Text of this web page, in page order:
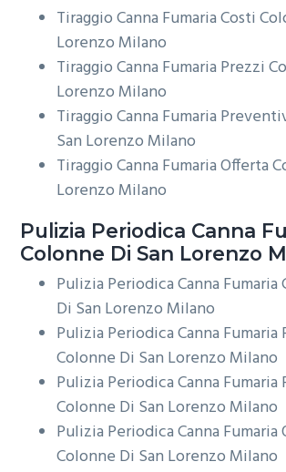
Tiraggio Canna Fumaria Costi
Lorenzo Milano
Tiraggio Canna Fumaria Prezzi
Lorenzo Milano
Tiraggio Canna Fumaria
San Lorenzo Milano
Tiraggio Canna Fumaria Offerta
Lorenzo Milano
Pulizia Periodica Canna
Colonne Di San Lorenzo
Pulizia Periodica Canna Fumaria
Di San Lorenzo Milano
Pulizia Periodica Canna Fumaria
Colonne Di San Lorenzo Milano
Pulizia Periodica Canna
Colonne Di San Lorenzo Milano
Pulizia Periodica Canna Fumaria
Colonne Di San Lorenzo Milano